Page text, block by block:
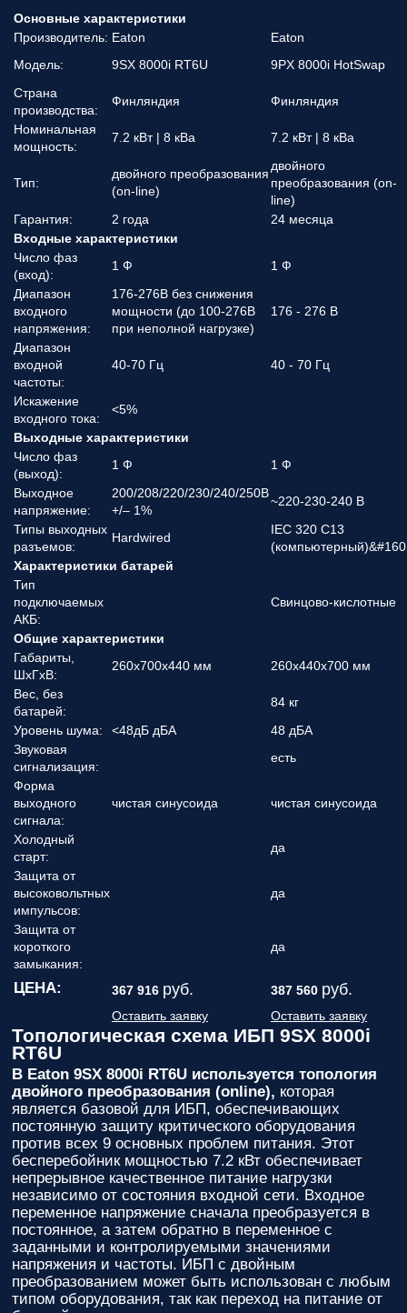
Основные характеристики
Производитель: Eaton
Eaton
Модель:
9SX 8000i RT6U
9PX 8000i HotSwap
Страна
производства:
Финляндия
Финляндия
Номинальная
мощность:
7.2 кВт | 8 кВа 7.2 кВт | 8 кВа
Тип:
двойного преобразования
(on-line)
двойного
преобразования (on-
line)
Гарантия:
2 года
24 месяца
Входные характеристики
Число фаз
(вход):
1 Ф
1 Ф
Диапазон
входного
напряжения:
176-276В без снижения
мощности (до 100-276В
при неполной нагрузке)
176 - 276 В
Диапазон
входной
частоты:
40-70 Гц 40 - 70 Гц
Искажение
входного тока:
<5%
Выходные характеристики
Число фаз
(выход):
1 Ф
1 Ф
Выходное
напряжение:
200/208/220/230/240/250В
+/– 1%
~220-230-240 В
Типы выходных
разъемов:
Hardwired
IEC 320 C13
Характеристики батарей
Тип
подключаемых
АКБ:
Свинцово-кислотные
Общие характеристики
Габариты,
ШхГхВ:
260x700x440 мм
260x440x700 мм
Вес, без
батарей:
84 кг
Уровень шума:
<48дБ дБА
48 дБА
Звуковая
сигнализация:
есть
Форма
выходного
сигнала:
чистая синусоида чистая синусоида
Холодный
старт:
да
Защита от
высоковольтных
импульсов:
да
Защита от
короткого
замыкания:
да
ЦЕНА: 367 916 руб. 387 560 руб.
Оставить заявку Оставить заявку
Топологическая схема ИБП 9SX 8000i
RT6U
В Eaton 9SX 8000i RT6U используется топология
двойного преобразования (online), которая
является базовой для ИБП, обеспечивающих
постоянную защиту критического оборудования
против всех 9 основных проблем питания. Этот
бесперебойник мощностью 7.2 кВт обеспечивает
непрерывное качественное питание нагрузки
независимо от состояния входной сети. Входное
переменное напряжение сначала преобразуется в
постоянное, а затем обратно в переменное с
заданными и контролируемыми значениями
напряжения и частоты. ИБП с двойным
преобразованием может быть использован с любым
типом оборудования, так как переход на питание от